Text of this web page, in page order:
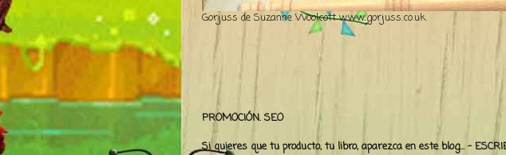
Gorjuss de Suzanne Woolcott www.gorjuss.co.uk
PROMOCIÓN. SEO
Si quieres que tu producto, tu libro, aparezca en este blog... -